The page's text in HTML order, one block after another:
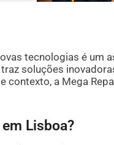
tecnologias é um
soluções
a Mega
Lisboa?